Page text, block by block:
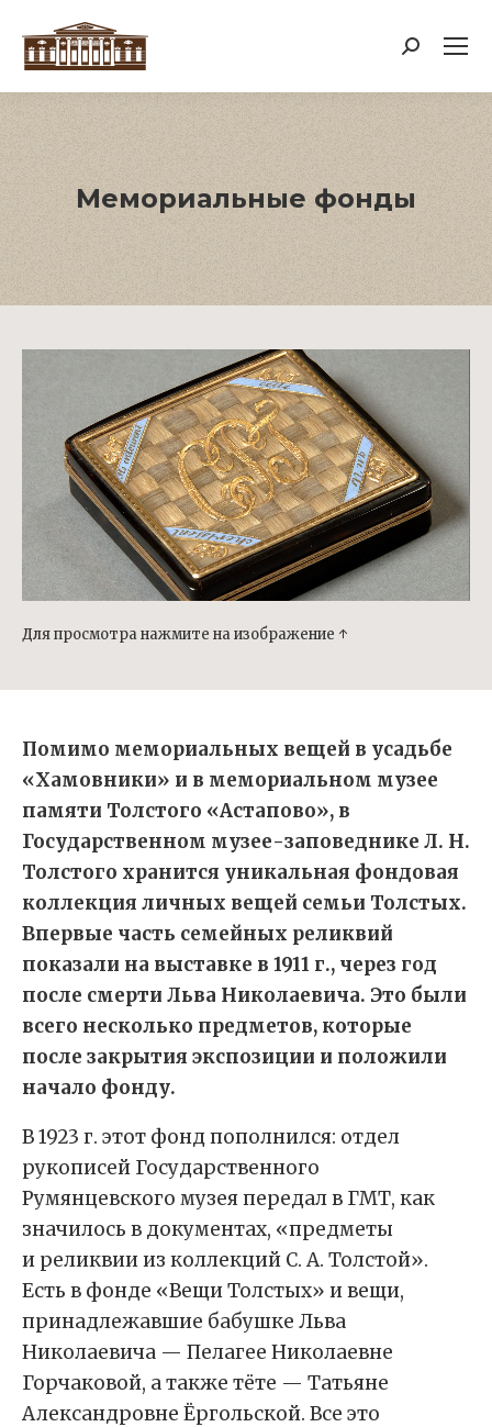
Поиск:
Мемориальные фонды
Для просмотра нажмите на изображение ↑
Помимо мемориальных вещей в усадьбе
«Хамовники» и в мемориальном музее
памяти Толстого «Астапово», в
Государственном музее-заповеднике Л. Н.
Толстого хранится уникальная фондовая
коллекция личных вещей семьи Толстых.
Впервые часть семейных реликвий
показали на выставке в 1911 г., через год
после смерти Льва Николаевича. Это были
всего несколько предметов, которые
после закрытия экспозиции и положили
начало фонду.
В 1923 г. этот фонд пополнился: отдел
рукописей Государственного
Румянцевского музея передал в ГМТ, как
значилось в документах, «предметы
и реликвии из коллекций С. А. Толстой».
Есть в фонде «Вещи Толстых» и вещи,
принадлежавшие бабушке Льва
Николаевича — Пелагее Николаевне
Горчаковой, а также тёте — Татьяне
Александровне Ёргольской. Все это